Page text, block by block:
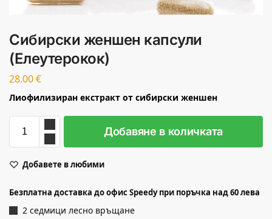
Сибирски женшен капсули
(Елеутерокок)
28.00€
Лиофилизиран екстракт от сибирски женшен
Добавяне в количката
Добавете в любими
Безплатна доставка до офис Speedy при поръчка над 60 лева
2 седмици лесно връщане